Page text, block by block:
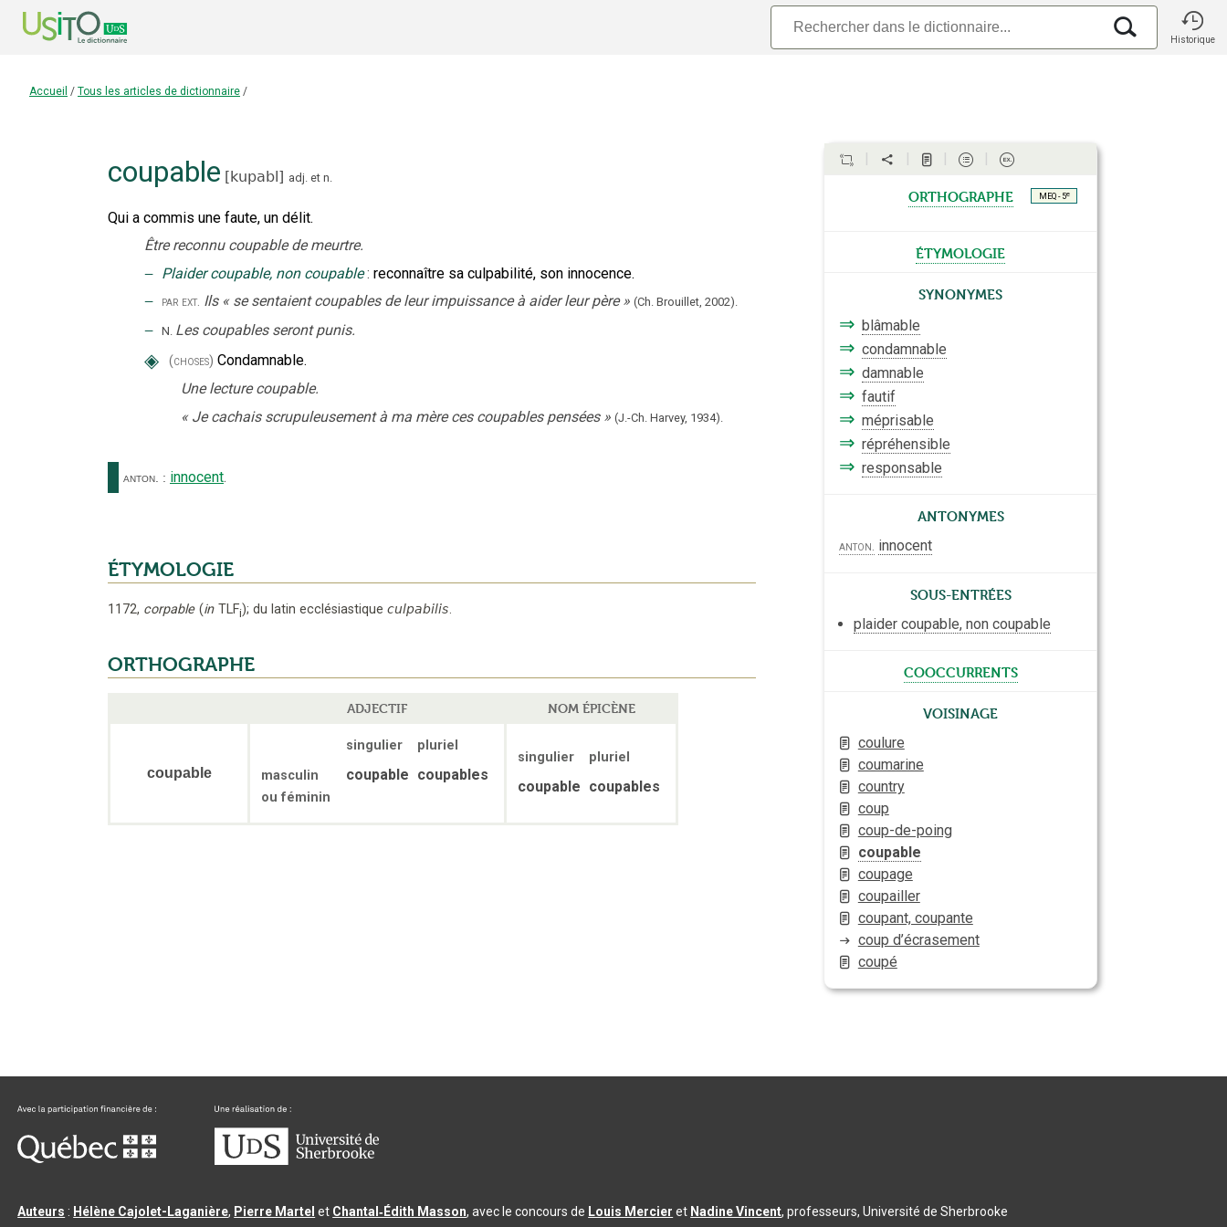
Historique
Accueil / Tous les articles de dictionnaire /
coupable [kupabl] adj. et n.
Qui a commis une faute, un délit.
Être reconnu coupable de meurtre.
‒ Plaider coupable, non coupable : reconnaître sa culpabilité, son innocence.
‒ par ext. Ils « se sentaient coupables de leur impuissance à aider leur père » (Ch. Brouillet, 2002).
‒ N. Les coupables seront punis.
◈ (choses) Condamnable.
Une lecture coupable.
« Je cachais scrupuleusement à ma mère ces coupables pensées » (J.-Ch. Harvey, 1934).
anton. : innocent.
ÉTYMOLOGIE
1172, corpable (in TLFi); du latin ecclésiastique culpabilis.
ORTHOGRAPHE
ADJECTIF NOM ÉPICÈNE
coupable
singulier
pluriel
masculin
ou féminin
coupable coupables
singulier pluriel
coupable coupables
orthographe MEQ - 5e
étymologie
Synonymes
⇒ blâmable
⇒ condamnable
⇒ damnable
⇒ fautif
⇒ méprisable
⇒ répréhensible
⇒ responsable
Antonymes
anton. innocent
Sous-entrées
plaider coupable, non coupable
cooccurrents
Voisinage
coulure
coumarine
country
coup
coup-de-poing
coupable
coupage
coupailler
coupant, coupante
coup d’écrasement
coupé
Auteurs : Hélène Cajolet-Laganière, Pierre Martel et Chantal‑Édith Masson, avec le concours de Louis Mercier et Nadine Vincent, professeurs, Université de Sherbrooke